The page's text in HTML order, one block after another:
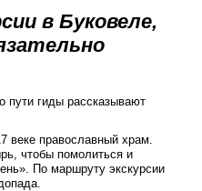
в Буковеле,
пути гиды рассказывают
веке православный храм.
чтобы помолиться и
По маршруту экскурсии